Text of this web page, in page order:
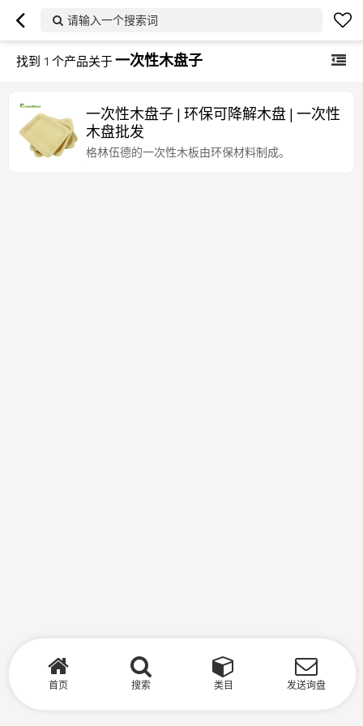
请输入一个搜索词
找到 1 个产品关于一次性木盘子
一次性木盘子 | 环保可降解木盘 | 一次性
木盘批发
格林伍德的一次性木板由环保材料制成。
首页 搜索 类目 发送询盘